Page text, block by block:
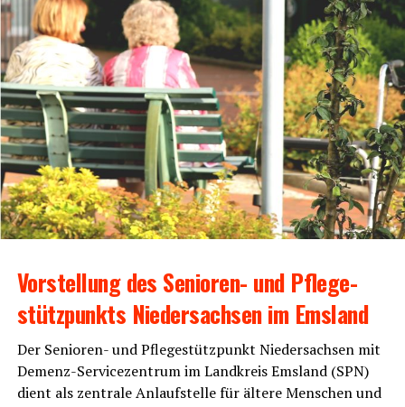
Vor­stel­lung des Senio­ren- und Pfle­ge­
stütz­punkts Nie­der­sach­sen im Emsland
Der Senio­ren- und Pfle­ge­stütz­punkt Nie­der­sach­sen mit
Demenz-Ser­vice­zen­trum im Land­kreis Ems­land (SPN)
dient als zen­tra­le Anlauf­stel­le für älte­re Men­schen und